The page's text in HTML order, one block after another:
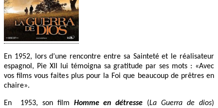
En 1952, lors d’une rencontre entre sa Sainteté et le réalisateur
espagnol, Pie XII lui témoigna sa gratitude par ses mots : «Avec
vos films vous faites plus pour la Foi que beaucoup de prêtres en
chaire».
En 1953, son film Homme en détresse (La Guerra de dios)